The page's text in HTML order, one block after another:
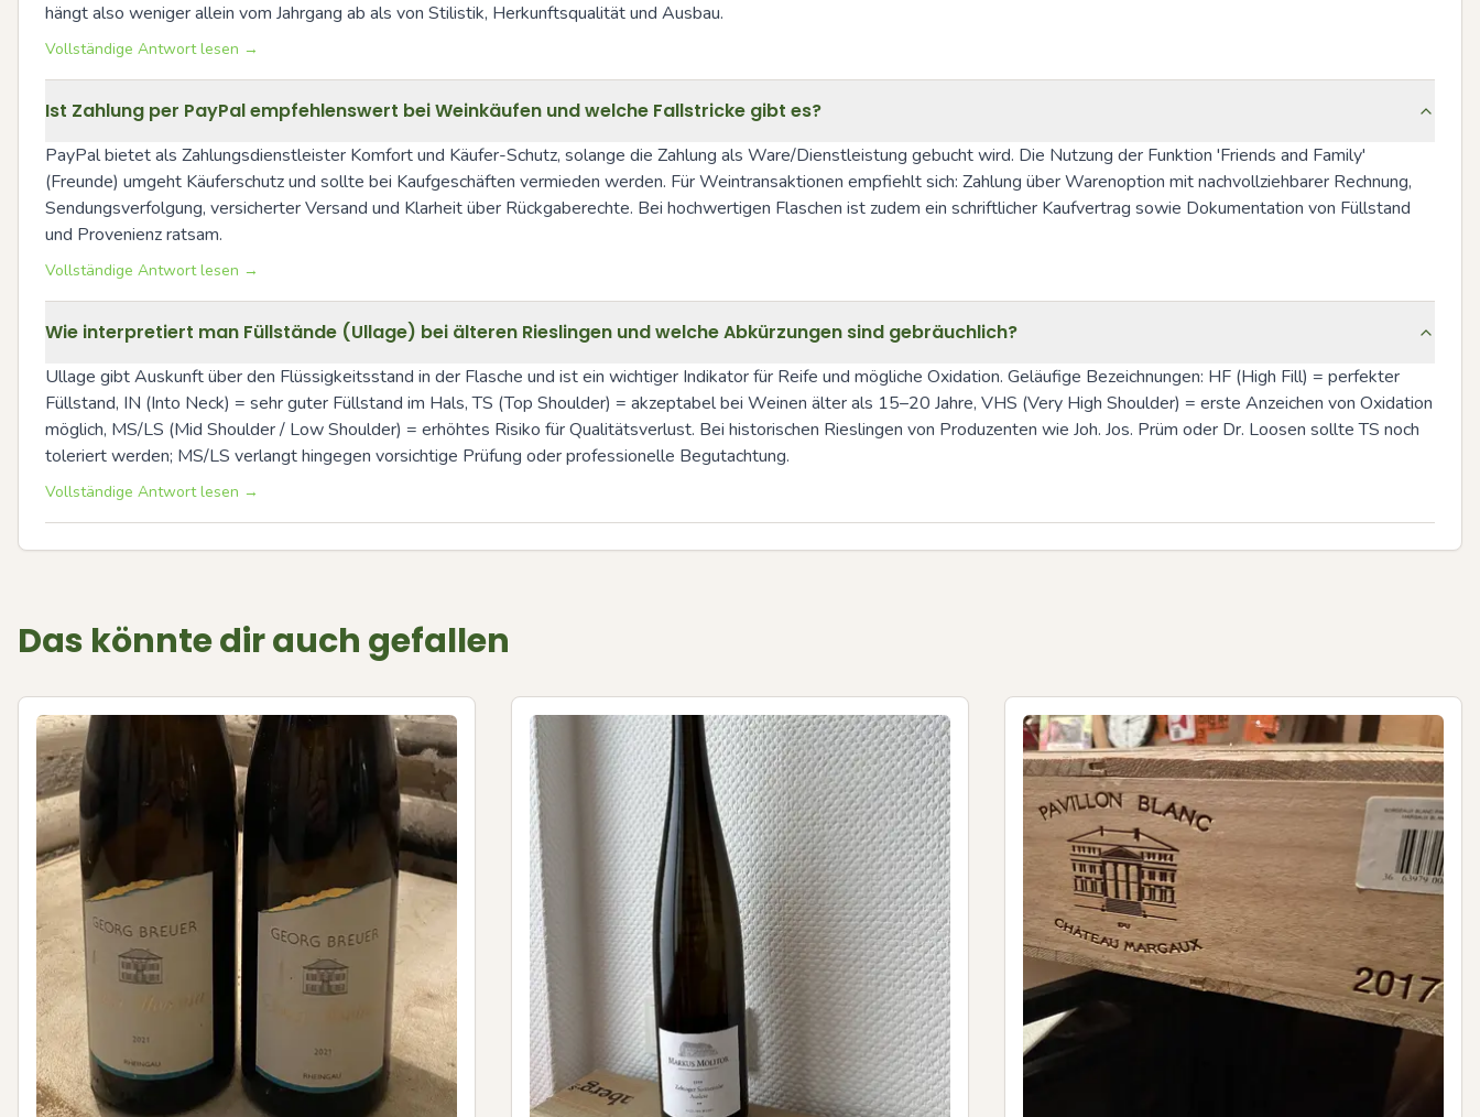
hängt also weniger allein vom Jahrgang ab als von Stilistik, Herkunftsqualität und Ausbau.
Vollständige Antwort lesen →
Ist Zahlung per PayPal empfehlenswert bei Weinkäufen und welche Fallstricke gibt es?
PayPal bietet als Zahlungsdienstleister Komfort und Käufer-Schutz, solange die Zahlung als Ware/Dienstleistung gebucht wird. Die Nutzung der Funktion 'Friends and Family'
(Freunde) umgeht Käuferschutz und sollte bei Kaufgeschäften vermieden werden. Für Weintransaktionen empfiehlt sich: Zahlung über Warenoption mit nachvollziehbarer Rechnung,
Sendungsverfolgung, versicherter Versand und Klarheit über Rückgaberechte. Bei hochwertigen Flaschen ist zudem ein schriftlicher Kaufvertrag sowie Dokumentation von Füllstand
und Provenienz ratsam.
Vollständige Antwort lesen →
Wie interpretiert man Füllstände (Ullage) bei älteren Rieslingen und welche Abkürzungen sind gebräuchlich?
Ullage gibt Auskunft über den Flüssigkeitsstand in der Flasche und ist ein wichtiger Indikator für Reife und mögliche Oxidation. Geläufige Bezeichnungen: HF (High Fill) = perfekter
Füllstand, IN (Into Neck) = sehr guter Füllstand im Hals, TS (Top Shoulder) = akzeptabel bei Weinen älter als 15–20 Jahre, VHS (Very High Shoulder) = erste Anzeichen von Oxidation
möglich, MS/LS (Mid Shoulder / Low Shoulder) = erhöhtes Risiko für Qualitätsverlust. Bei historischen Rieslingen von Produzenten wie Joh. Jos. Prüm oder Dr. Loosen sollte TS noch
toleriert werden; MS/LS verlangt hingegen vorsichtige Prüfung oder professionelle Begutachtung.
Vollständige Antwort lesen →
Das könnte dir auch gefallen